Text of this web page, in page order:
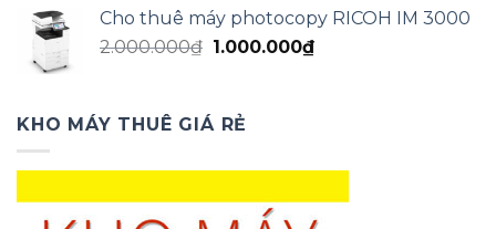
2.000.000₫.là:
1.000.000₫.
Cho thuê máy photocopy RICOH IM 3000
2.000.000₫ Giá
2.000.000₫.
1.000.000₫Giá
KHO MÁY THUÊ GIÁ RẺ